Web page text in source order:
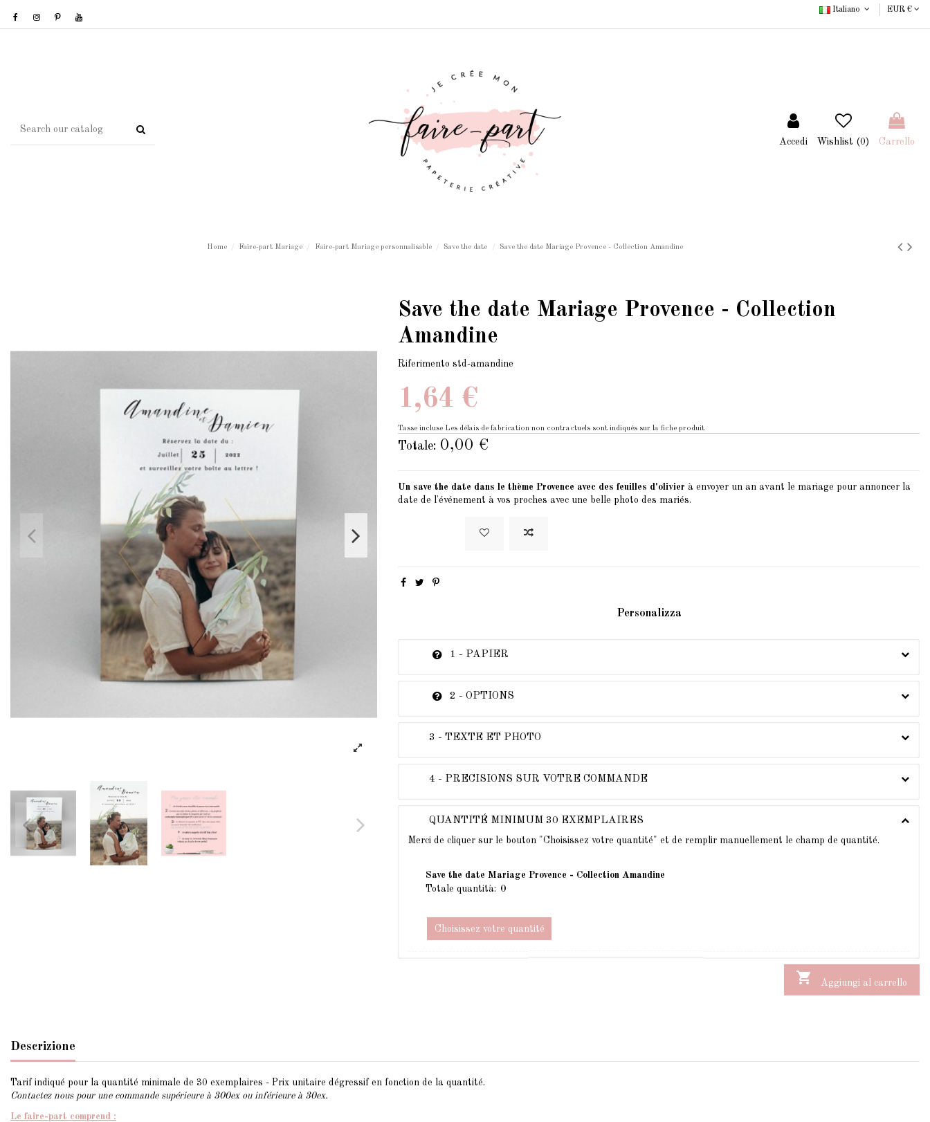
Italiano EUR €
Accedi Wishlist (0) Carrello
Home Faire-part Mariage Faire-part Mariage personnalisable Save the date Save the date Mariage Provence - Collection Amandine
Save the date Mariage Provence - Collection
Amandine
Riferimento std-amandine
1,64 €
Tasse incluse Les délais de fabrication non contractuels sont indiqués sur la fiche produit
Totale: 0,00 €
Un save the date dans le thème Provence avec des feuilles d'olivier à envoyer un an avant le mariage pour annoncer la
date de l'événement à vos proches avec une belle photo des mariés.
Personalizza
1 - PAPIER
2 - OPTIONS
3 - TEXTE ET PHOTO
4 - PRECISIONS SUR VOTRE COMMANDE
QUANTITÉ MINIMUM 30 EXEMPLAIRES
Merci de cliquer sur le bouton "Choisissez votre quantité" et de remplir manuellement le champ de quantité.
Save the date Mariage Provence - Collection Amandine
Totale quantità:
Choisissez votre quantité
 Aggiungi al carrello
Descrizione
Tarif indiqué pour la quantité minimale de 30 exemplaires - Prix unitaire dégressif en fonction de la quantité.
Contactez nous pour une commande supérieure à 300ex ou inférieure à 30ex.
Le faire-part comprend :